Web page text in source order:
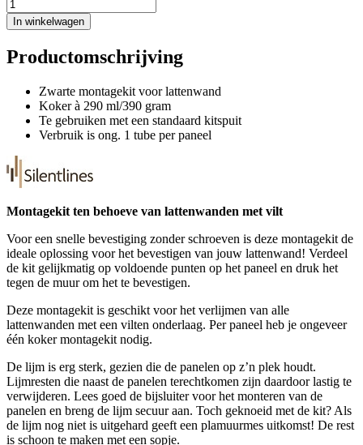
In winkelwagen
Productomschrijving
Zwarte montagekit voor lattenwand
Koker à 290 ml/390 gram
Te gebruiken met een standaard kitspuit
Verbruik is ong. 1 tube per paneel
Montagekit ten behoeve van lattenwanden met vilt
Voor een snelle bevestiging zonder schroeven is deze montagekit de
ideale oplossing voor het bevestigen van jouw lattenwand! Verdeel
de kit gelijkmatig op voldoende punten op het paneel en druk het
tegen de muur om het te bevestigen.
Deze montagekit is geschikt voor het verlijmen van alle
lattenwanden met een vilten onderlaag. Per paneel heb je ongeveer
één koker montagekit nodig.
De lijm is erg sterk, gezien die de panelen op z’n plek houdt.
Lijmresten die naast de panelen terechtkomen zijn daardoor lastig te
verwijderen. Lees goed de bijsluiter voor het monteren van de
panelen en breng de lijm secuur aan. Toch geknoeid met de kit? Als
de lijm nog niet is uitgehard geeft een plamuurmes uitkomst! De rest
is schoon te maken met een sopje.